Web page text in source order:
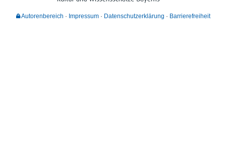
Autorenbereich Impressum Datenschutzerklärung Barrierefreiheit